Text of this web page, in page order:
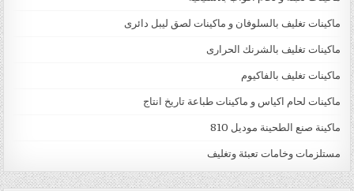
ماكينات تغليف بالسلوفان و ماكينات لصق ليبل دائرى
ماكينات تغليف بالشرنك الحرارى
ماكينات تغليف بالفاكيوم
ماكينات لحام اكياس و ماكينات طباعة تاريخ انتاج
ماكينة صنع الطحينة موديل 810
مستلزمات وخامات تعبئة وتغليف